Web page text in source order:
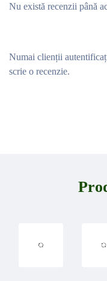
Nu există recenzii până
Numai clienții
scrie o recenzie.